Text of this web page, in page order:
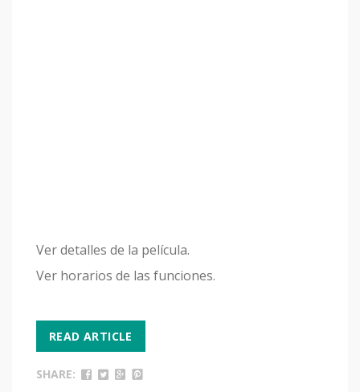
Ver detalles de la película.
Ver horarios de las funciones.
READ ARTICLE
SHARE: